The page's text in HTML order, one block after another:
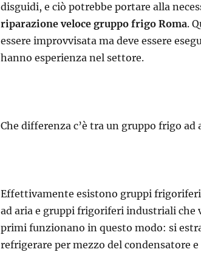
disguidi, e ciò potrebbe portare alla
riparazione veloce gruppo frigo Roma.
essere improvvisata ma deve essere
hanno esperienza nel settore.
Che differenza c’è tra un gruppo frigo ad
Effettivamente esistono gruppi
ad aria e gruppi frigoriferi industriali che
primi funzionano in questo modo: si
refrigerare per mezzo del condensatore